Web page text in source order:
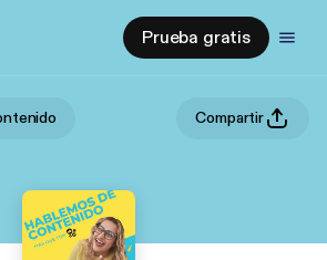
Prueba gratis
Compartir